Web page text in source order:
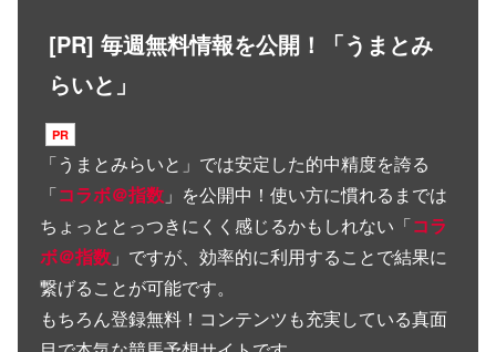
[PR] 毎週無料情報を公開！「うまとみ
らいと」
「うまとみらいと 」では安定した的中精度を誇る
「コラボ＠指数 」を公開中！使い方に慣れるまでは
ちょっととっつきにくく感じるかもしれない「コラ
ボ＠指数 」ですが、効率的に利用することで結果に
繋げることが可能です。
もちろん登録無料！コンテンツも充実している真面